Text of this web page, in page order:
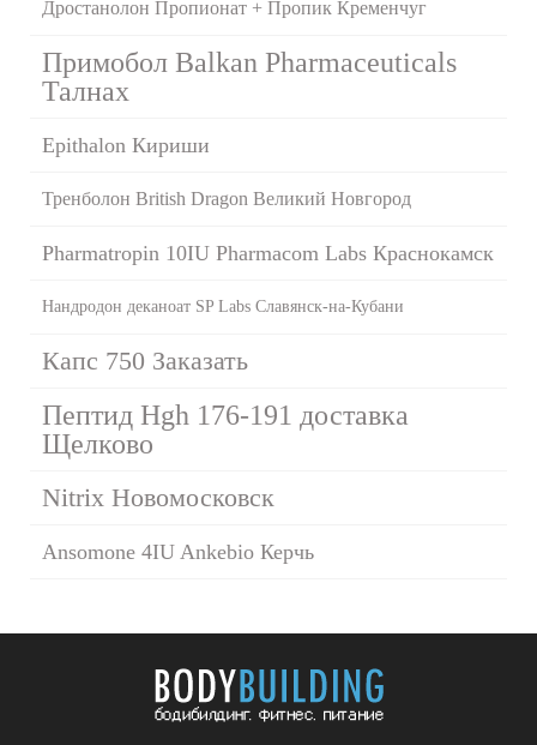
Дростанолон Пропионат + Пропик Кременчуг
Примобол Balkan Pharmaceuticals
Талнах
Epithalon Кириши
Тренболон British Dragon Великий Новгород
Pharmatropin 10IU Pharmacom Labs Краснокамск
Нандродон деканоат SP Labs Славянск-на-Кубани
Капс 750 Заказать
Пептид Hgh 176-191 доставка
Щелково
Nitrix Новомосковск
Ansomone 4IU Ankebio Керчь